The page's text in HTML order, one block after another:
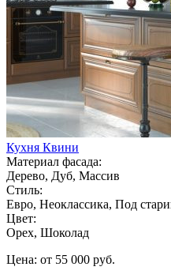
Кухня Квини
Материал фасада:
Дерево, Дуб, Массив
Стиль:
Евро, Неоклассика, Под
Цвет:
Орех, Шоколад
Цена: от 55 000 руб.